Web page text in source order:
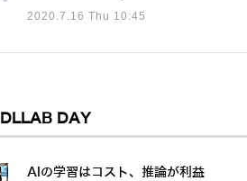
2020.7.16 Thu 10:45
DLLAB DAY
AIの学習はコスト、推論が利益